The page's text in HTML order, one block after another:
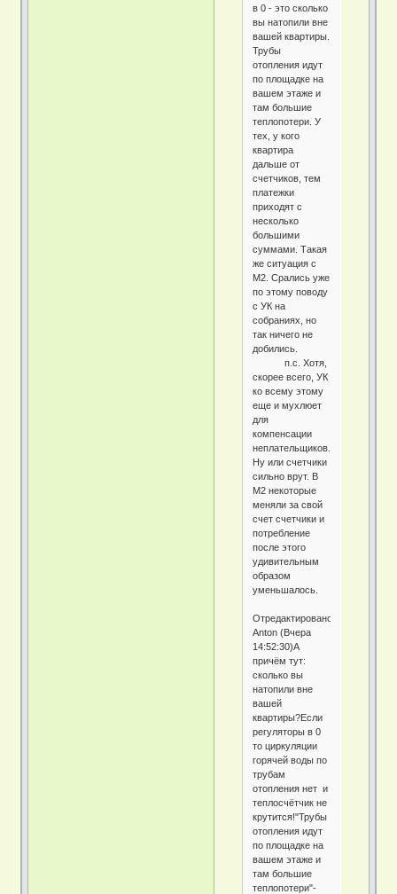
в 0 - это сколько
вы натопили вне
вашей квартиры.
Трубы
отопления идут
по площадке на
вашем этаже и
там большие
теплопотери. У
тех, у кого
квартира
дальше от
счетчиков, тем
платежки
приходят с
несколько
большими
суммами. Такая
же ситуация с
М2. Срались уже
по этому поводу
с УК на
собраниях, но
так ничего не
добились.
п.с. Хотя,
скорее всего, УК
ко всему этому
еще и мухлюет
для
компенсации
неплательщиков.
Ну или счетчики
сильно врут. В
М2 некоторые
меняли за свой
счет счетчики и
потребление
после этого
удивительным
образом
уменьшалось.
Отредактировано
Anton (Вчера
14:52:30)А
причём тут:
сколько вы
натопили вне
вашей
квартиры?Если
регуляторы в 0
то циркуляции
горячей воды по
трубам
отопления нет и
теплосчётчик не
крутится!"Трубы
отопления идут
по площадке на
вашем этаже и
там большие
теплопотери"-